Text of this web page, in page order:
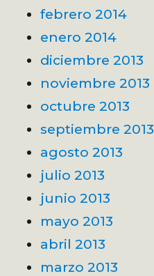
febrero 2014
enero 2014
diciembre 2013
noviembre 2013
octubre 2013
septiembre 2013
agosto 2013
julio 2013
junio 2013
mayo 2013
abril 2013
marzo 2013